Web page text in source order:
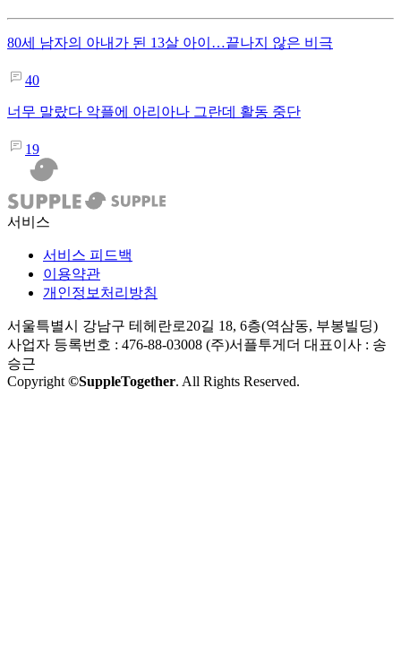
80세 남자의 아내가 된 13살 아이…끝나지 않은 비극
40
너무 말랐다 악플에 아리아나 그란데 활동 중단
19
서비스
서비스 피드백
이용약관
개인정보처리방침
서울특별시 강남구 테헤란로20길 18, 6층(역삼동, 부봉빌딩)
사업자 등록번호 : 476-88-03008 (주)서플투게더 대표이사 : 송
승근
Copyright ©SuppleTogether. All Rights Reserved.